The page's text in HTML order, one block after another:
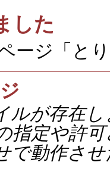
した
ージ「と
ルが存在
指定や許
で動作さ